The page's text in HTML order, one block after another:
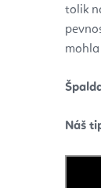
tolik
Náš